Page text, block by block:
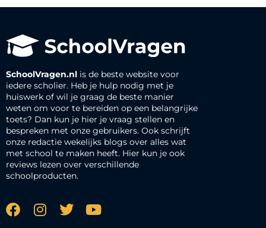
SchoolVragen.nl is de beste website voor
iedere scholier. Heb je hulp nodig met je
huiswerk of wil je graag de beste manier
weten om voor te bereiden op een belangrijke
toets? Dan kun je hier je vraag stellen en
bespreken met onze gebruikers. Ook schrijft
onze redactie wekelijks blogs over alles wat
met school te maken heeft. Hier kun je ook
reviews lezen over verschillende
schoolproducten.